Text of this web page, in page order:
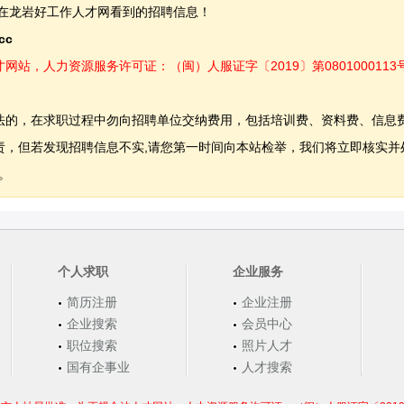
岩好工作人才网看到的招聘信息！
站，人力资源服务许可证：（闽）人服证字〔2019〕第0801000113
，在求职过程中勿向招聘单位交纳费用，包括培训费、资料费、信息
但若发现招聘信息不实,请您第一时间向本站检举，我们将立即核实并
。
个人求职
简历注册
企业搜索
职位搜索
国有企事业
企业服务
企业注册
会员中心
照片人才
人才搜索